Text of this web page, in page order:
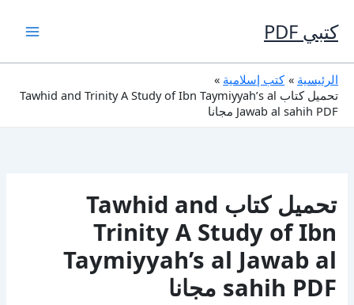
إلى
المحتوى
كتبي PDF
الرئيسية
كتب إسلامية
تحميل كتاب Tawhid and Trinity A Study of Ibn Taymiyyah’s al
Jawab al sahih PDF مجانا
تحميل كتاب Tawhid and
Trinity A Study of Ibn
Taymiyyah’s al Jawab al
sahih PDF مجانا